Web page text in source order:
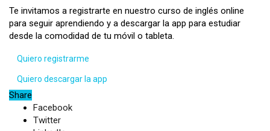
Te invitamos a registrarte en nuestro curso de inglés online
para seguir aprendiendo y a descargar la app para estudiar
desde la comodidad de tu móvil o tableta.
Quiero registrarme
Quiero descargar la app
Share
Facebook
Twitter